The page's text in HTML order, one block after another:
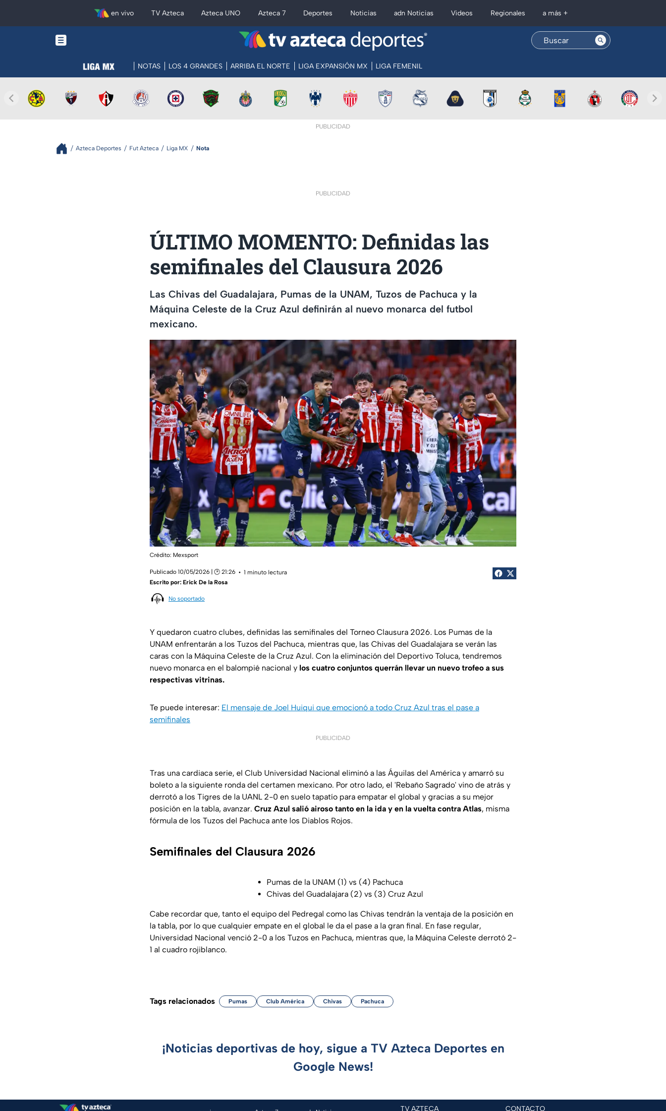
en vivo TV Azteca Azteca UNO Azteca 7 Deportes Noticias adn Noticias Videos Regionales a más +
NOTAS LOS 4 GRANDES ARRIBA EL NORTE LIGA EXPANSIÓN MX LIGA FEMENIL
PUBLICIDAD
Azteca Deportes Fut Azteca Liga MX Nota
PUBLICIDAD
ÚLTIMO MOMENTO: Definidas las
semifinales del Clausura 2026
Las Chivas del Guadalajara, Pumas de la UNAM, Tuzos de Pachuca y la
Máquina Celeste de la Cruz Azul definirán al nuevo monarca del futbol
mexicano.
Crédito: Mexsport
Publicado 10/05/2026 | 🕑 21:26
1 minuto lectura
Escrito por: Erick De la Rosa
No soportado
Y quedaron cuatro clubes, definidas las semifinales del Torneo Clausura 2026. Los Pumas de la
UNAM enfrentarán a los Tuzos del Pachuca, mientras que, las Chivas del Guadalajara se verán las
caras con la Máquina Celeste de la Cruz Azul. Con la eliminación del Deportivo Toluca, tendremos
nuevo monarca en el balompié nacional y los cuatro conjuntos querrán llevar un nuevo trofeo a sus
respectivas vitrinas.
Te puede interesar: El mensaje de Joel Huiqui que emocionó a todo Cruz Azul tras el pase a
semifinales
PUBLICIDAD
Tras una cardiaca serie, el Club Universidad Nacional eliminó a las Águilas del América y amarró su
boleto a la siguiente ronda del certamen mexicano. Por otro lado, el 'Rebaño Sagrado' vino de atrás y
derrotó a los Tigres de la UANL 2-0 en suelo tapatío para empatar el global y gracias a su mejor
posición en la tabla, avanzar. Cruz Azul salió airoso tanto en la ida y en la vuelta contra Atlas, misma
fórmula de los Tuzos del Pachuca ante los Diablos Rojos.
Semifinales del Clausura 2026
Pumas de la UNAM (1) vs (4) Pachuca
Chivas del Guadalajara (2) vs (3) Cruz Azul
Cabe recordar que, tanto el equipo del Pedregal como las Chivas tendrán la ventaja de la posición en
la tabla, por lo que cualquier empate en el global le da el pase a la gran final. En fase regular,
Universidad Nacional venció 2-0 a los Tuzos en Pachuca, mientras que, la Máquina Celeste derrotó 2-
1 al cuadro rojiblanco.
Tags relacionados Pumas Club América Chivas Pachuca
¡Noticias deportivas de hoy, sigue a TV Azteca Deportes en
Google News!
TV AZTECA CONTACTO